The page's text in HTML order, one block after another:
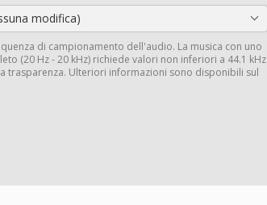
modifica)
di campionamento dell'audio. La musica con uno
(20 Hz - 20 kHz) richiede valori non inferiori a 44.1 kHz
trasparenza. Ulteriori informazioni sono disponibili sul